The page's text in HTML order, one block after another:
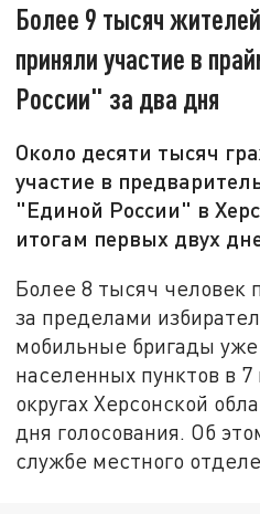
Более 9 тысяч
приняли участие в
России" за два дня
Около десяти тысяч
участие в
"Единой России" в
итогам первых двух
Более 8 тысяч человек
за пределами
мобильные бригады
населенных пунктов в
округах Херсонской
дня голосования. Об
службе местного